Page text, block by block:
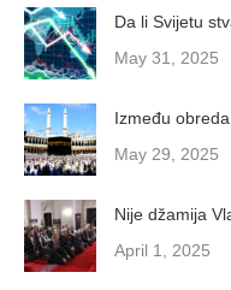
Da li Svijetu
May 31, 2025
Između
May 29, 2025
Nije džamija
April 1, 2025